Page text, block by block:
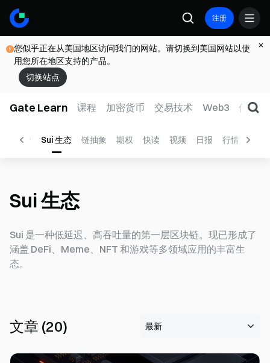
注册
您似乎正在从美国地区访问我们的网站。请切换到美国网站以使
用您所在地区支持的产品。
切换站点
Gate Learn 课程 加密货币 交易技术 Web3 传统金
P2P Sui 生态 链抽象 期权 快读 视频 日报 行情预测
Sui 生态
Sui 是一种低延迟、高吞吐量的第一层区块链。现已形成了
涵盖 DeFi、Meme、NFT 和游戏等多领域应用的丰富生
态。
文章 (20)